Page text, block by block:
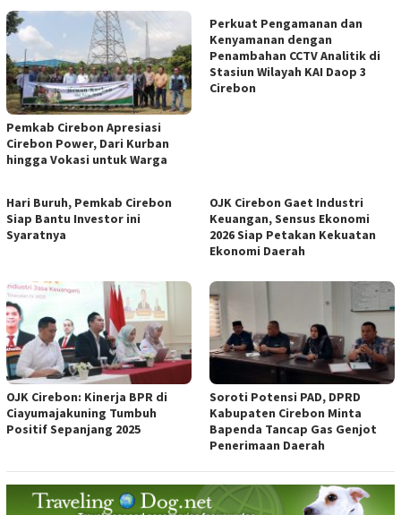
Pemkab Cirebon Apresiasi
Cirebon Power, Dari Kurban
hingga Vokasi untuk Warga
Perkuat Pengamanan dan
Kenyamanan dengan
Penambahan CCTV Analitik di
Stasiun Wilayah KAI Daop 3
Cirebon
Hari Buruh, Pemkab Cirebon
Siap Bantu Investor ini
Syaratnya
OJK Cirebon Gaet Industri
Keuangan, Sensus Ekonomi
2026 Siap Petakan Kekuatan
Ekonomi Daerah
OJK Cirebon: Kinerja BPR di
Ciayumajakuning Tumbuh
Positif Sepanjang 2025
Soroti Potensi PAD, DPRD
Kabupaten Cirebon Minta
Bapenda Tancap Gas Genjot
Penerimaan Daerah